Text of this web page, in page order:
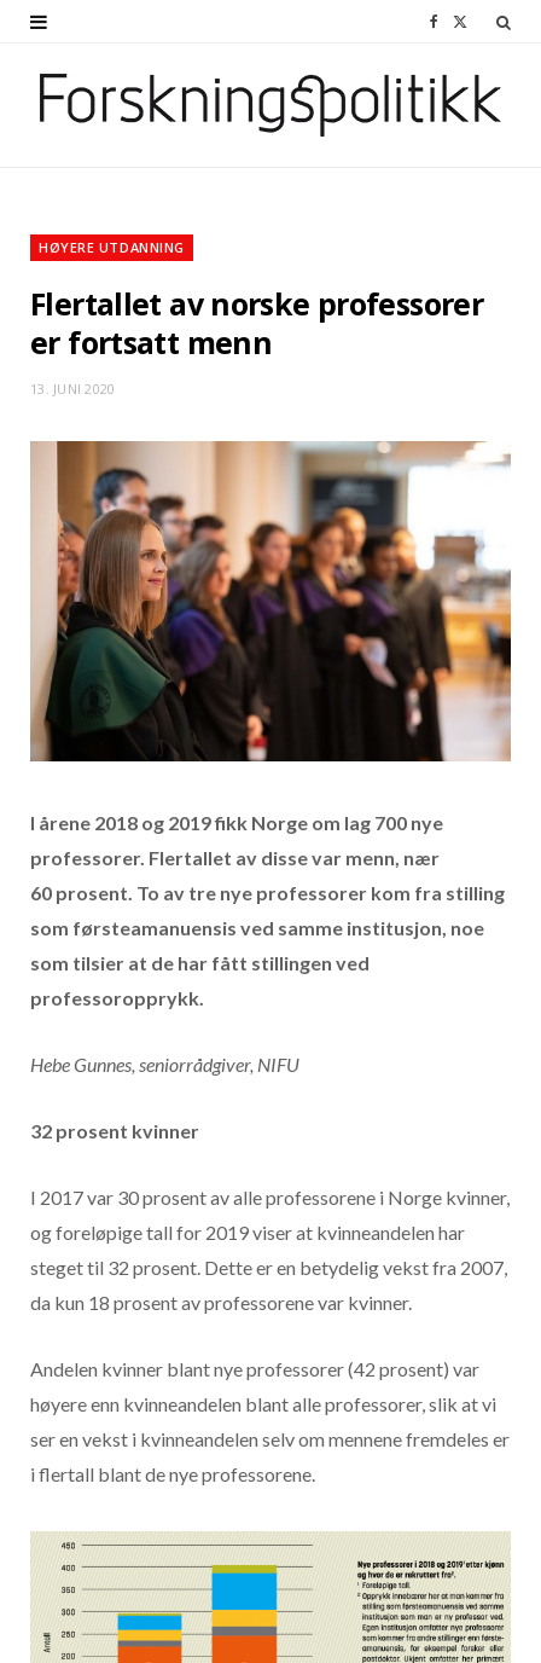
HØYERE UTDANNING
Flertallet av norske professorer
er fortsatt menn
13. JUNI 2020
I årene 2018 og 2019 fikk Norge om lag 700 nye
professorer. Flertallet av disse var menn, nær
60 prosent. To av tre nye professorer kom fra stilling
som førsteamanuensis ved samme institusjon, noe
som tilsier at de har fått stillingen ved
professoropprykk.
Hebe Gunnes, seniorrådgiver, NIFU
32 prosent kvinner
I 2017 var 30 prosent av alle professorene i Norge kvinner,
og foreløpige tall for 2019 viser at kvinneandelen har
steget til 32 prosent. Dette er en betydelig vekst fra 2007,
da kun 18 prosent av professorene var kvinner.
Andelen kvinner blant nye professorer (42 prosent) var
høyere enn kvinneandelen blant alle professorer, slik at vi
ser en vekst i kvinneandelen selv om mennene fremdeles er
i flertall blant de nye professorene.